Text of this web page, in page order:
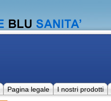
Pagina legale I nostri prodotti